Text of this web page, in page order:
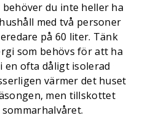
du inte heller ha
med två personer
på 60 liter. Tänk
som behövs för att ha
en ofta dåligt isolerad
värmer det huset
men tillskottet